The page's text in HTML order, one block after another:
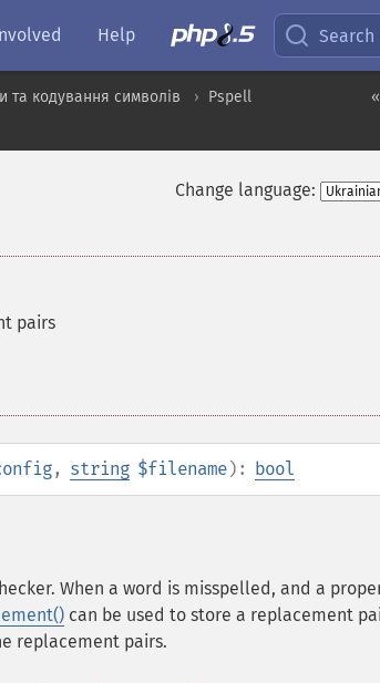
Help Search
та кодування символів
Pspell
Change language:
pairs
, string $filename): bool
When a word is misspelled, and a
can be used to store a replacement
replacement pairs.